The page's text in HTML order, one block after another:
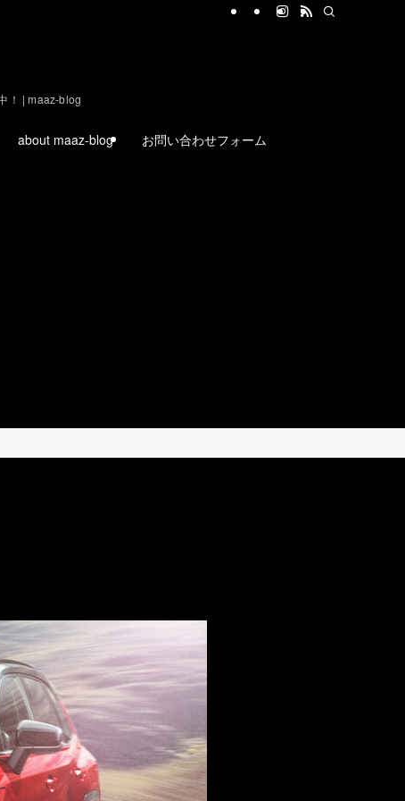
！ | maaz-blog
about maaz-blog お問い合わせフォーム